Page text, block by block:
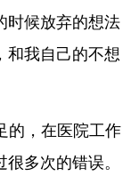
时候放弃的想法
和我自己的不想
的，在医院工作
多次的错误。